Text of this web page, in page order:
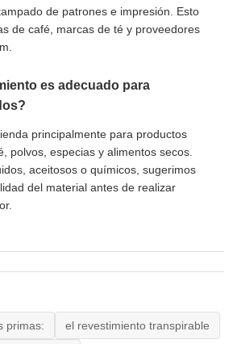
de patrones e impresión. Esto
de café, marcas de té y proveedores
es adecuado para
principalmente para productos
polvos, especias y alimentos secos.
aceitosos o químicos, sugerimos
del material antes de realizar
primas: el revestimiento transpirable